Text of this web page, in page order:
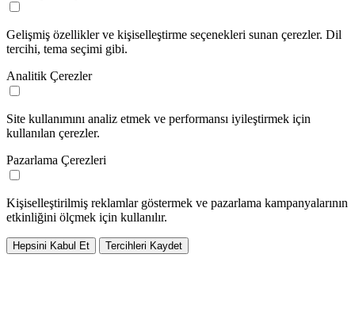
Gelişmiş özellikler ve kişiselleştirme seçenekleri sunan çerezler. Dil
tercihi, tema seçimi gibi.
Analitik Çerezler
Site kullanımını analiz etmek ve performansı iyileştirmek için
kullanılan çerezler.
Pazarlama Çerezleri
Kişiselleştirilmiş reklamlar göstermek ve pazarlama kampanyalarının
etkinliğini ölçmek için kullanılır.
Hepsini Kabul Et Tercihleri Kaydet